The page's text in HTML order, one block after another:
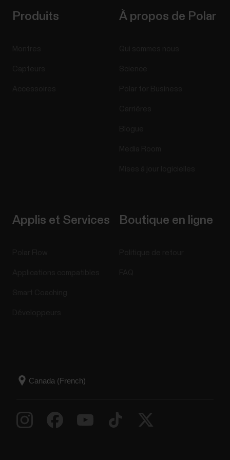
Produits À propos de Polar
Applis et Services Boutique en ligne